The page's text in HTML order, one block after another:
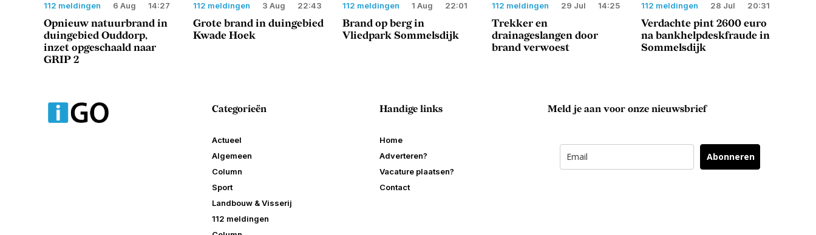
112 meldingen 6 Aug 14:27
Opnieuw natuurbrand in
duingebied Ouddorp,
inzet opgeschaald naar
GRIP 2
112 meldingen 3 Aug 22:43
Grote brand in duingebied
Kwade Hoek
112 meldingen 1 Aug 22:01
Brand op berg in
Vliedpark Sommelsdijk
112 meldingen 29 Jul 14:25
Trekker en
drainageslangen door
brand verwoest
112 meldingen 28 Jul 20:31
Verdachte pint 2600 euro
na bankhelpdeskfraude in
Sommelsdijk
Categorieën
Actueel
Algemeen
Column
Sport
Landbouw & Visserij
112 meldingen
Handige links
Home
Adverteren?
Vacature plaatsen?
Contact
Meld je aan voor onze nieuwsbrief
Abonneren